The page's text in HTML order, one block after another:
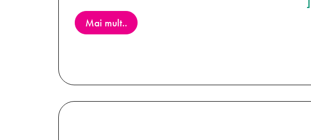
Mai mult..